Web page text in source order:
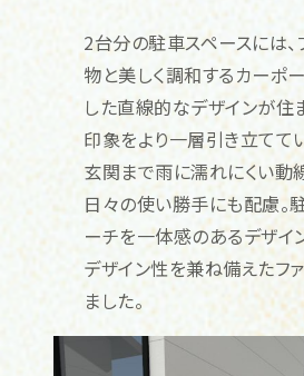
2台分の駐車スペースには、
物と美しく調和するカーポ
した直線的なデザインが住
印象をより一層引き立てて
玄関まで雨に濡れにくい動
日々の使い勝手にも配慮。
ーチを一体感のあるデザイ
デザイン性を兼ね備えたフ
ました。